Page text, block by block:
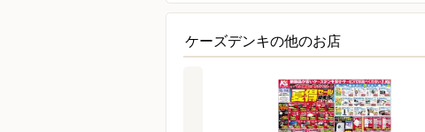
ケーズデンキの他のお店